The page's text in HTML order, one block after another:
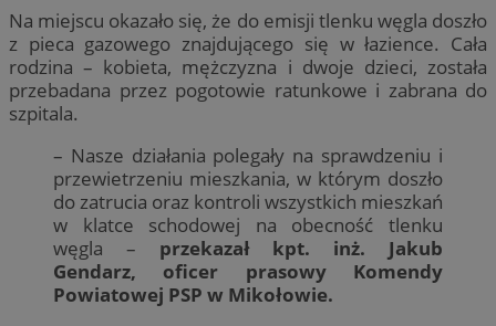
Na miejscu okazało się, że do emisji tlenku węgla doszło
z pieca gazowego znajdującego się w łazience. Cała
rodzina – kobieta, mężczyzna i dwoje dzieci, została
przebadana przez pogotowie ratunkowe i zabrana do
szpitala.
– Nasze działania polegały na sprawdzeniu i
przewietrzeniu mieszkania, w którym doszło
do zatrucia oraz kontroli wszystkich mieszkań
w klatce schodowej na obecność tlenku
węgla – przekazał kpt. inż. Jakub
Gendarz, oficer prasowy Komendy
Powiatowej PSP w Mikołowie.